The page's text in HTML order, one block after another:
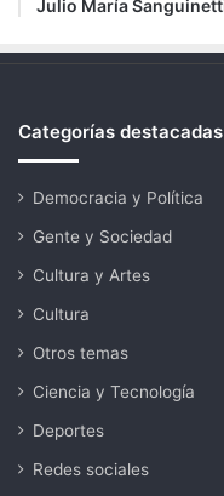
Julio María
Categorías destacadas
Democracia y Política
Gente y Sociedad
Cultura y Artes
Cultura
Otros temas
Ciencia y Tecnología
Deportes
Redes sociales